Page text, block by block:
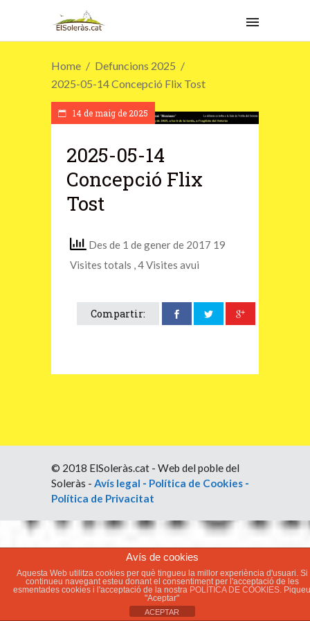
Home
Defuncions 2025
2025-05-14 Concepció Flix Tost
14 de maig de 2025
2025-05-14
Concepció Flix
Tost
Des de 1 de gener de 2017 19
Visites totals , 4 Visites avui
Compartir:
© 2018 ElSoleràs.cat - Web del poble del
Soleràs - Avís legal - Política de Cookies -
Política de Privacitat
Avís de cookies
Aquesta Web utilitza cookies per què tingueu la millor experiència d'usuari. Si
continueu navegant esteu donant el consentiment per l'acceptació de les
esmentades cookies i l'acceptació de la nostra POLÍTICA DE COOKIES. Piqueu
"Aceptar"
ACEPTAR